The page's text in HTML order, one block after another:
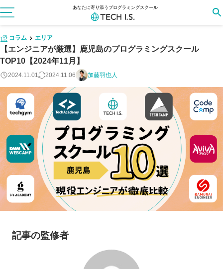
あなたに寄り添うプログラミングスクール
コラム エリア
【エンジニアが厳選】鹿児島のプログラミングスクール
TOP10【2024年11月】
2024.11.01 2024.11.06 加藤羽也人
記事の監修者